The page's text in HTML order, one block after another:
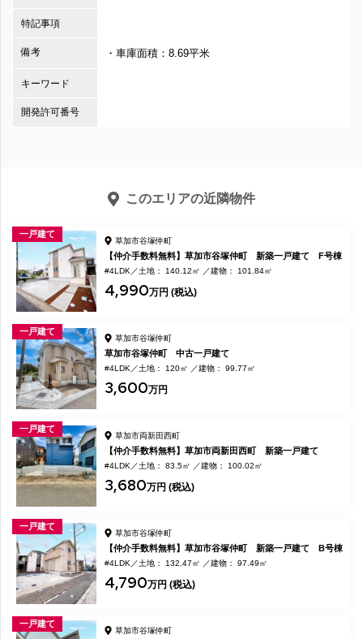
特記事項
備考 ・車庫面積：8.69平米
キーワード
開発許可番号
このエリアの近隣物件
一戸建て
草加市谷塚仲町
【仲介手数料無料】草加市谷塚仲町 新築一戸建て F号棟
#4LDK 土地： 140.12㎡ 建物： 101.84㎡
4,990万円 (税込)
一戸建て
草加市谷塚仲町
草加市谷塚仲町 中古一戸建て
#4LDK 土地： 120㎡ 建物： 99.77㎡
3,600万円
一戸建て
草加市両新田西町
【仲介手数料無料】草加市両新田西町 新築一戸建て
#4LDK 土地： 83.5㎡ 建物： 100.02㎡
3,680万円 (税込)
一戸建て
草加市谷塚仲町
【仲介手数料無料】草加市谷塚仲町 新築一戸建て B号棟
#4LDK 土地： 132.47㎡ 建物： 97.49㎡
4,790万円 (税込)
一戸建て
草加市谷塚仲町